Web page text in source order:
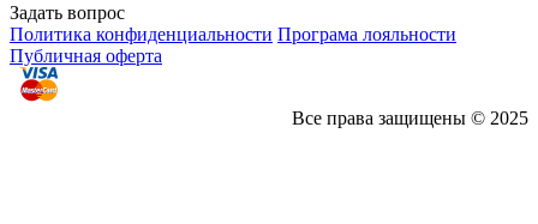
Задать вопрос
Политика конфиденциальности Програма лояльности
Публичная оферта
Все права защищены © 2025